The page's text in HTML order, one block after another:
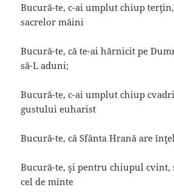
Bucură-te, c-ai umplut chiup
sacrelor mâini
Bucură-te, că te-ai hărnicit pe
să-L aduni;
Bucură-te, c-ai umplut chiup
gustului euharist
Bucură-te, că Sfânta Hrană are
Bucură-te, şi pentru chiupul
cel de minte